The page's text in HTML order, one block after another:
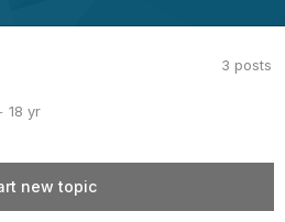
3 posts
new topic